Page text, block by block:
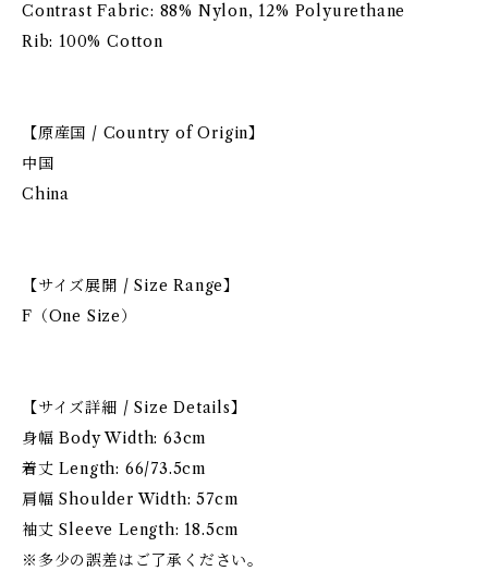
Contrast Fabric: 88% Nylon, 12% Polyurethane
Rib: 100% Cotton
【原産国 / Country of Origin】
中国
China
【サイズ展開 / Size Range】
F（One Size）
【サイズ詳細 / Size Details】
身幅 Body Width: 63cm
着丈 Length: 66/73.5cm
肩幅 Shoulder Width: 57cm
袖丈 Sleeve Length: 18.5cm
※多少の誤差はご了承ください。